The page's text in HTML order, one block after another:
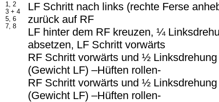
1, 2
3 + 4
5, 6
7, 8
LF Schritt nach links (rechte Ferse
zurück auf RF
LF hinter dem RF kreuzen, ¼
absetzen, LF Schritt vorwärts
RF Schritt vorwärts und ½
(Gewicht LF) –Hüften rollen-
RF Schritt vorwärts und ½
(Gewicht LF) –Hüften rollen-